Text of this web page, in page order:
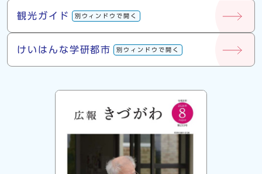
観光ガイド 別ウィンドウで開く
けいはんな学研都市 別ウィンドウで開く